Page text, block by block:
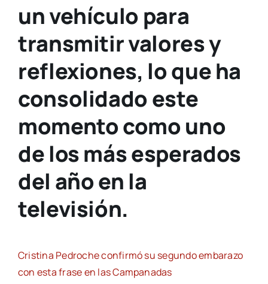
un vehículo para
transmitir valores y
reflexiones, lo que ha
consolidado este
momento como uno
de los más esperados
del año en la
televisión.
Cristina Pedroche confirmó su segundo embarazo
con esta frase en las Campanadas